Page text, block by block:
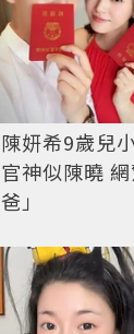
陳妍希9歲兒
官神似陳曉
爸」